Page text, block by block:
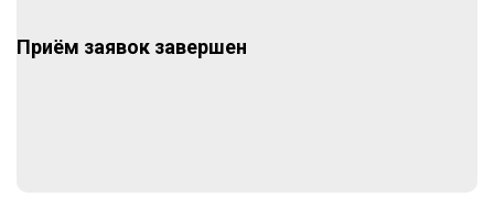
Приём заявок завершен